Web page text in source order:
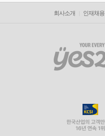
회사소개 인재채용